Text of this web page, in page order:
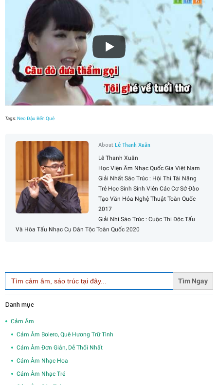
Tags:Neo Đậu Bến Quê
AboutLê Thanh Xuân
Lê Thanh Xuân
Học Viện Âm Nhạc Quốc Gia Việt Nam
Giải Nhất Sáo Trúc : Hội Thi Tài Năng
Trẻ Học Sinh Sinh Viên Các Cơ Sở Đào
Tạo Văn Hóa Nghệ Thuật Toàn Quốc
2017
Giải Nhì Sáo Trúc : Cuộc Thi Độc Tấu
Và Hòa Tấu Nhạc Cụ Dân Tộc Toàn Quốc 2020
Search
for:
Danh mục
Cảm Âm
Cảm Âm Bolero, Quê Hương Trữ Tình
Cảm Âm Đơn Giản, Dễ Thổi Nhất
Cảm Âm Nhạc Hoa
Cảm Âm Nhạc Trẻ